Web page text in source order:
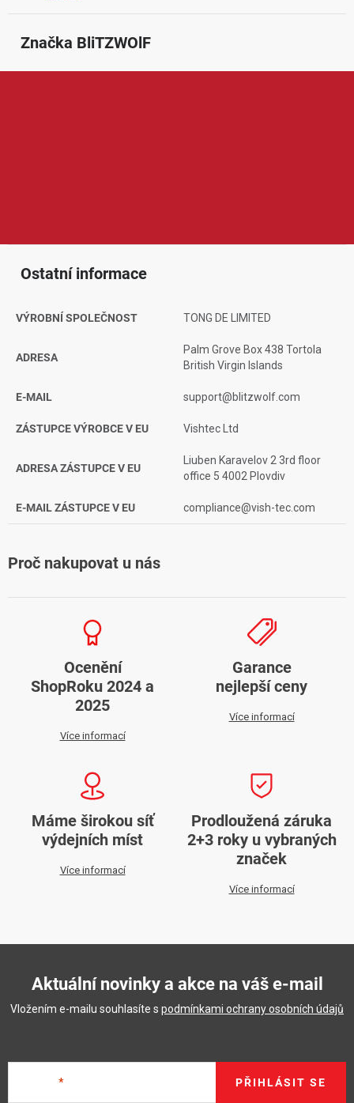
Značka BliTZWOlF
Ostatní informace
VÝROBNÍ SPOLEČNOST TONG DE LIMITED
ADRESA
Palm Grove Box 438 Tortola
British Virgin Islands
E-MAIL support@blitzwolf.com
ZÁSTUPCE VÝROBCE V EU Vishtec Ltd
ADRESA ZÁSTUPCE V EU
Liuben Karavelov 2 3rd floor
office 5 4002 Plovdiv
E-MAIL ZÁSTUPCE V EU compliance@vish-tec.com
Proč nakupovat u nás
Ocenění
ShopRoku 2024 a
2025
Více informací
Garance
nejlepší ceny
Více informací
Máme širokou síť
výdejních míst
Více informací
Prodloužená záruka
2+3 roky u vybraných
značek
Více informací
Aktuální novinky a akce na váš e-mail
Vložením e-mailu souhlasíte s podmínkami ochrany osobních údajů
PŘIHLÁSIT SE